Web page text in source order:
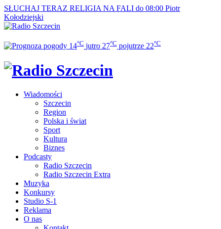
SŁUCHAJ TERAZ RELIGIA NA FALI do 08:00 Piotr
Kołodziejski
14°C jutro 27°C pojutrze 22°C
Wiadomości
Szczecin
Region
Polska i świat
Sport
Kultura
Biznes
Podcasty
Radio Szczecin
Radio Szczecin Extra
Muzyka
Konkursy
Studio S-1
Reklama
O nas